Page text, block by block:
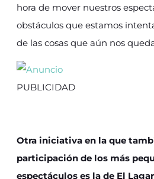
hora de mover nuestros
obstáculos que estamos
de las cosas que aún nos
PUBLICIDAD
Otra iniciativa en la que
participación de los más
espectáculos es la de El